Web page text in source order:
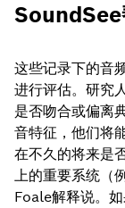
SoundSee
这些记录下的音
进行评估。研究
是否吻合或偏离
音特征，他们将
在不久的将来是
上的重要系统（
Foale解释说。